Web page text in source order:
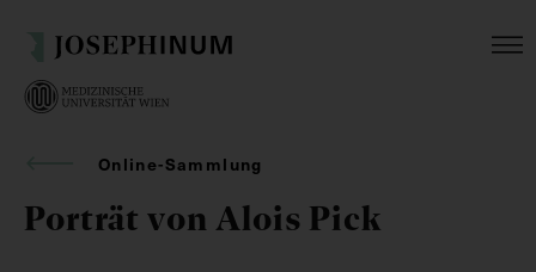
Online-Sammlung
Porträt von Alois Pick